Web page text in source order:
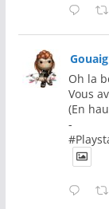
Gouaig
Oh la
Vous
(En
-